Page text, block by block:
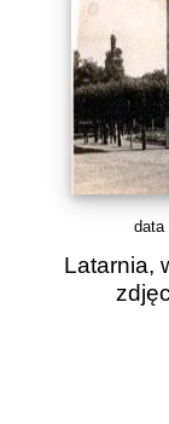
data
Latarnia,